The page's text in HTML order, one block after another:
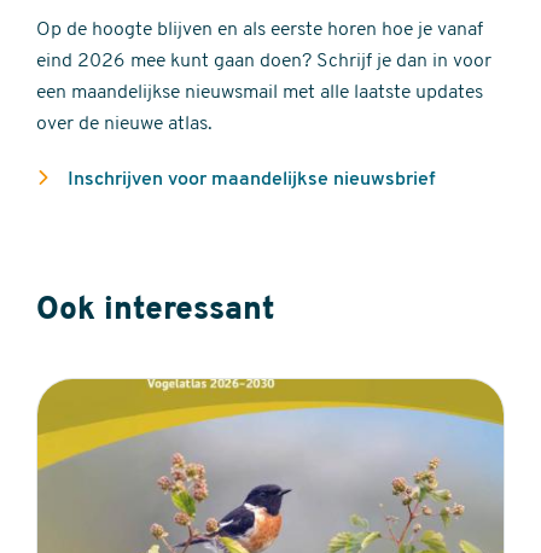
Op de hoogte blijven en als eerste horen hoe je vanaf
eind 2026 mee kunt gaan doen? Schrijf je dan in voor
een maandelijkse nieuwsmail met alle laatste updates
over de nieuwe atlas.
Inschrijven voor maandelijkse nieuwsbrief
Ook interessant